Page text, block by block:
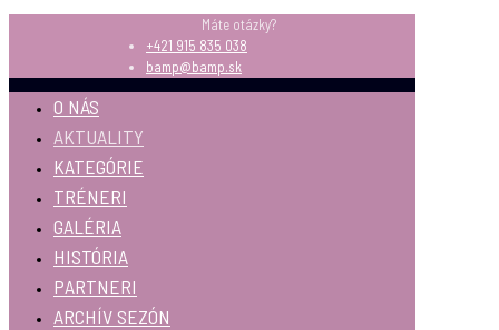
Máte otázky?
+421 915 835 038
bamp@bamp.sk
O NÁS
AKTUALITY
KATEGÓRIE
TRÉNERI
GALÉRIA
HISTÓRIA
PARTNERI
ARCHÍV SEZÓN